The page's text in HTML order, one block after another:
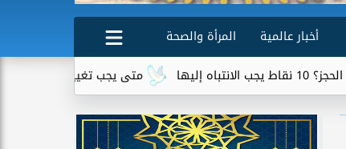
أخبار عالمية
المرأة والصحة
متى يجب تغيير زيت السيارة؟ العلامات